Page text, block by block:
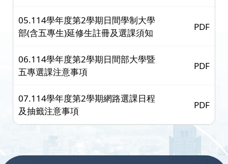
05.114學年度第2學期日間學制大學
部(含五專生)延修生註冊及選課須知
PDF
06.114學年度第2學期日間部大學暨
五專選課注意事項
PDF
07.114學年度第2學期網路選課日程
及抽籤注意事項
PDF